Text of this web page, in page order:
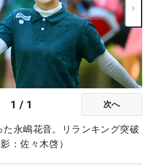
1 / 1 次へ
永嶋花音。リランキング突破
：佐々木啓）